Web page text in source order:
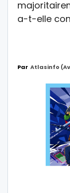
a-t-elle
Par Atlasinfo